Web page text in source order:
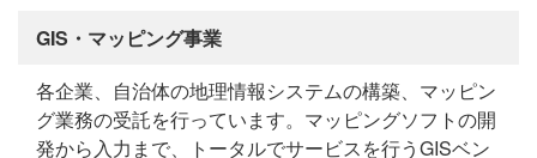
GIS・マッピング事業
各企業、自治体の地理情報システムの構築、マッピン
グ業務の受託を行っています。マッピングソフトの開
発から入力まで、トータルでサービスを行うGISベン